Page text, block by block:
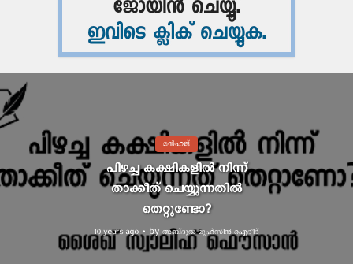
മന്‍ഹജ്
പിഴച്ച കക്ഷികളില്‍ നിന്ന്
താക്കീത് ചെയ്യുന്നതില്‍
തെറ്റുണ്ടോ?
10 years ago byഅബ്ദുല്‍ മുഹ്സിന്‍ ഐദീദ്